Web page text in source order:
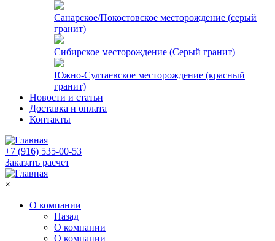
Санарское/Покостовское месторождение (серый
гранит)
Сибирское месторождение (Серый гранит)
Южно-Султаевское месторождение (красный
гранит)
Новости и статьи
Доставка и оплата
Контакты
+7 (916) 535-00-53
Заказать расчет
×
О компании
Назад
О компании
О компании